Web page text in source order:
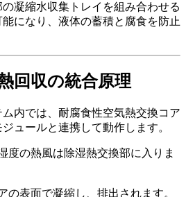
凝縮水収集トレイを組み合わせる
になり、液体の蓄積と腐食を防止
回収の統合原理
内では、耐腐食性空気熱交換コア
ュールと連携して動作します。
度の熱風は除湿熱交換部に入りま
の表面で凝縮し、排出されます。